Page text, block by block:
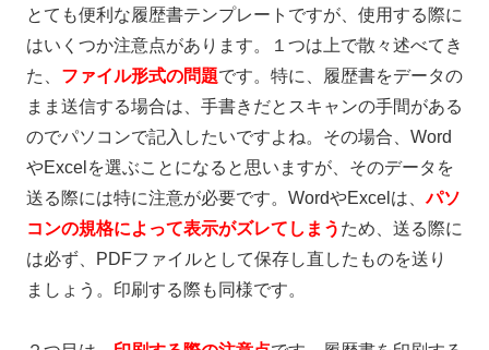
とても便利な履歴書テンプレートですが、使用する際に
はいくつか注意点があります。１つは上で散々述べてき
た、 ファイル形式の問題です。特に、履歴書をデータの
まま送信する場合は、手書きだとスキャンの手間がある
のでパソコンで記入したいですよね。その場合、 Word
やExcel を選ぶことになると思いますが、そのデータを
送る際には特に注意が必要です。 WordやExcel は、パソ
コンの規格によって表示がズレてしまう ため、送る際に
は必ず、
PDFファイルとして保存し直したものを送り
ましょう。印刷する際も同様です。